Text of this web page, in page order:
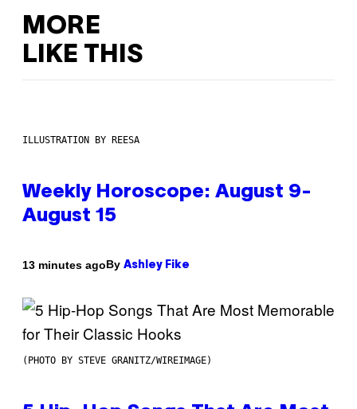
MORE
LIKE THIS
ILLUSTRATION BY REESA
Weekly Horoscope: August 9-
August 15
13 minutes agoBy Ashley Fike
(PHOTO BY STEVE GRANITZ/WIREIMAGE)